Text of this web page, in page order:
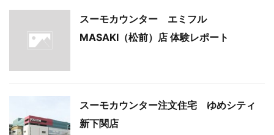
スーモカウンター エミフル
MASAKI（松前）店 体験レポート
スーモカウンター注文住宅 ゆめシティ
新下関店